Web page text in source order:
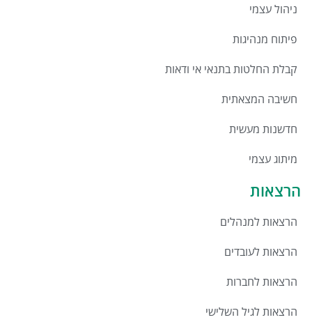
ניהול עצמי
פיתוח מנהיגות
קבלת החלטות בתנאי אי ודאות
חשיבה המצאתית
חדשנות מעשית
מיתוג עצמי
הרצאות
הרצאות למנהלים
הרצאות לעובדים
הרצאות לחברות
הרצאות לגיל השלישי